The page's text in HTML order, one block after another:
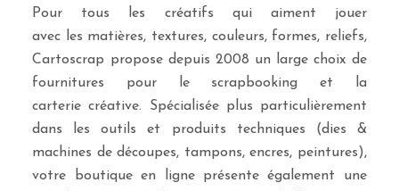
Pour tous les créatifs qui aiment jouer
avec les matières, textures, couleurs, formes, reliefs,
Cartoscrap propose depuis 2008 un large choix de
fournitures pour le scrapbooking et la
carterie créative. Spécialisée plus particulièrement
dans les outils et produits techniques (dies &
machines de découpes, tampons, encres, peintures),
votre boutique en ligne présente également une